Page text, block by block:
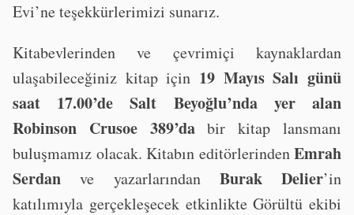
Evi’ne teşekkürlerimizi sunarız.
Kitabevlerinden ve çevrimiçi kaynaklardan
ulaşabileceğiniz kitap için 19 Mayıs Salı günü
saat 17.00’de Salt Beyoğlu’nda yer alan
Robinson Crusoe 389’dabir kitap lansmanı
buluşmamız olacak. Kitabın editörlerindenEmrah
Serdan ve yazarlarından Burak Delier’in
katılımıyla gerçekleşecek etkinlikte Görültü ekibi